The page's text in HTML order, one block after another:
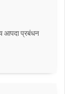
आपदा प्रबंधन